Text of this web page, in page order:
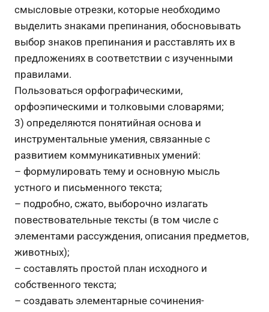
смысловые отрезки, которые необходимо
выделить знаками препинания, обосновывать
выбор знаков препинания и расставлять их в
предложениях в соответствии с изученными
правилами.
Пользоваться орфографическими,
орфоэпическими и толковыми словарями;
3) определяются понятийная основа и
инструментальные умения, связанные с
развитием коммуникативных умений:
– формулировать тему и основную мысль
устного и письменного текста;
– подробно, сжато, выборочно излагать
повествовательные тексты (в том числе с
элементами рассуждения, описания предметов,
животных);
– составлять простой план исходного и
собственного текста;
– создавать элементарные сочинения-